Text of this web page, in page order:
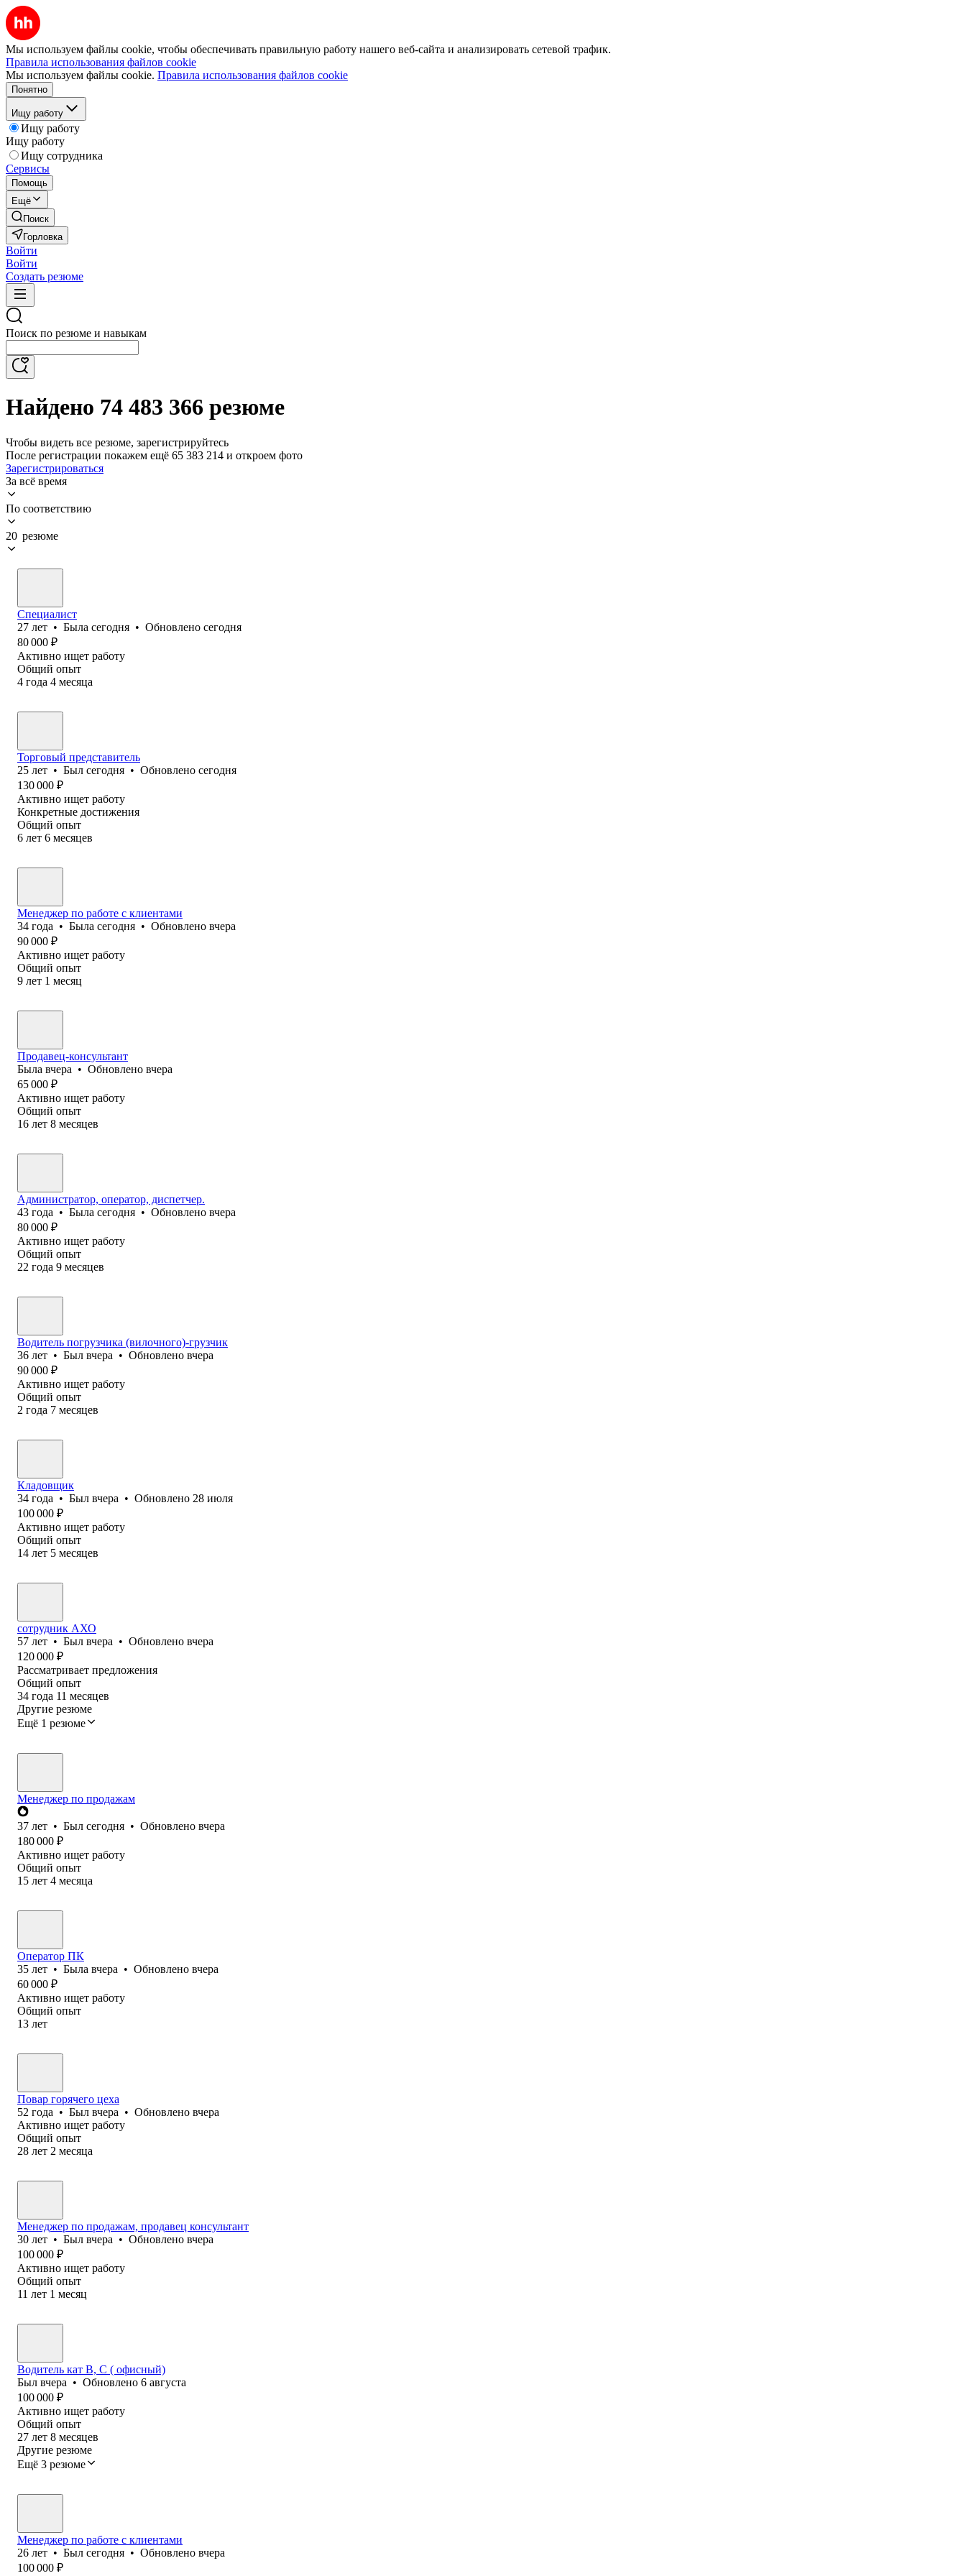
Мы используем файлы cookie, чтобы обеспечивать правильную работу нашего веб-сайта и анализировать сетевой трафик.
Правила использования файлов cookie
Мы используем файлы cookie. Правила использования файлов cookie
Понятно
Ищу работу
Ищу работу
Ищу работу
Ищу сотрудника
Сервисы
Помощь
Ещё
Поиск
Горловка
Войти
Войти
Создать резюме
Поиск по резюме и навыкам
Найдено 74 483 366 резюме
Чтобы видеть все резюме, зарегистрируйтесь
После регистрации покажем ещё 65 383 214 и откроем фото
Зарегистрироваться
За всё время
По соответствию
20 резюме
Специалист
27 лет • Была сегодня • Обновлено сегодня
80 000 ₽
Активно ищет работу
Общий опыт
4 года 4 месяца
Торговый представитель
25 лет • Был сегодня • Обновлено сегодня
130 000 ₽
Активно ищет работу
Конкретные достижения
Общий опыт
6 лет 6 месяцев
Менеджер по работе с клиентами
34 года • Была сегодня • Обновлено вчера
90 000 ₽
Активно ищет работу
Общий опыт
9 лет 1 месяц
Продавец-консультант
Была вчера • Обновлено вчера
65 000 ₽
Активно ищет работу
Общий опыт
16 лет 8 месяцев
Администратор, оператор, диспетчер.
43 года • Была сегодня • Обновлено вчера
80 000 ₽
Активно ищет работу
Общий опыт
22 года 9 месяцев
Водитель погрузчика (вилочного)-грузчик
36 лет • Был вчера • Обновлено вчера
90 000 ₽
Активно ищет работу
Общий опыт
2 года 7 месяцев
Кладовщик
34 года • Был вчера • Обновлено 28 июля
100 000 ₽
Активно ищет работу
Общий опыт
14 лет 5 месяцев
сотрудник АХО
57 лет • Был вчера • Обновлено вчера
120 000 ₽
Рассматривает предложения
Общий опыт
34 года 11 месяцев
Другие резюме
Ещё 1 резюме
Менеджер по продажам
37 лет • Был сегодня • Обновлено вчера
180 000 ₽
Активно ищет работу
Общий опыт
15 лет 4 месяца
Оператор ПК
35 лет • Была вчера • Обновлено вчера
60 000 ₽
Активно ищет работу
Общий опыт
13 лет
Повар горячего цеха
52 года • Был вчера • Обновлено вчера
Активно ищет работу
Общий опыт
28 лет 2 месяца
Менеджер по продажам, продавец консультант
30 лет • Был вчера • Обновлено вчера
100 000 ₽
Активно ищет работу
Общий опыт
11 лет 1 месяц
Водитель кат В, С ( офисный)
Был вчера • Обновлено 6 августа
100 000 ₽
Активно ищет работу
Общий опыт
27 лет 8 месяцев
Другие резюме
Ещё 3 резюме
Менеджер по работе с клиентами
26 лет • Был сегодня • Обновлено вчера
100 000 ₽